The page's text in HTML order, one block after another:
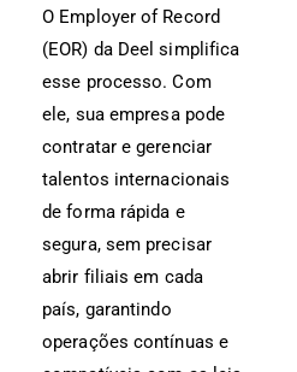
O Employer of Record
(EOR) da Deel simplifica
esse processo. Com
ele, sua empresa pode
contratar e gerenciar
talentos internacionais
de forma rápida e
segura, sem precisar
abrir filiais em cada
país, garantindo
operações contínuas e